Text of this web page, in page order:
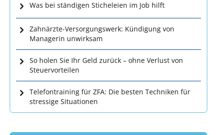
Was bei ständigen Sticheleien im Job hilft
Zahnärzte-Versorgungswerk: Kündigung von
Managerin unwirksam
So holen Sie Ihr Geld zurück – ohne Verlust von
Steuervorteilen
Telefontraining für ZFA: Die besten Techniken für
stressige Situationen